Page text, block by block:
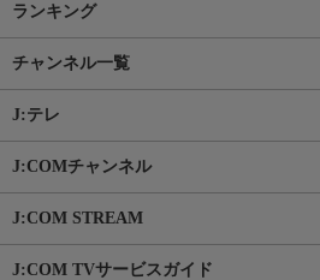
ランキング
チャンネル一覧
J:テレ
J:COMチャンネル
J:COM STREAM
J:COM TVサービスガイド